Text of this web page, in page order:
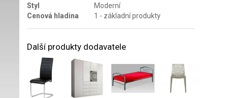
Styl
Moderní
Cenová hladina
1 - základní produkty
Další produkty dodavatele